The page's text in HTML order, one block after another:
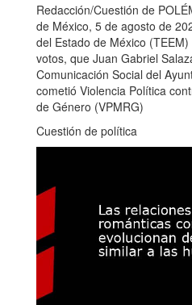
Redacción/Cuestión de
de México, 5 de agosto de
del Estado de México
votos, que Juan Gabriel
Comunicación Social del
cometió Violencia Política
de Género (VPMRG)
Cuestión de política